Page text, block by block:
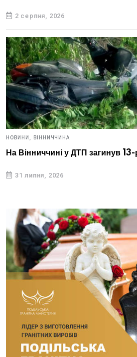
2 серпня, 2026
НОВИНИ, ВІННИЧЧИНА
На Вінниччині у ДТП загинув
31 липня, 2026